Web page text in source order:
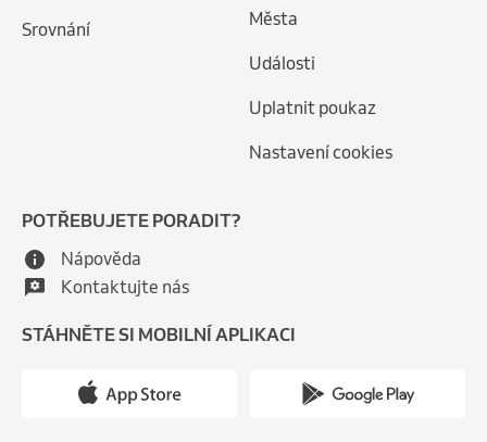
Srovnání Města
Události
Uplatnit poukaz
Nastavení cookies
POTŘEBUJETE PORADIT?
Nápověda
Kontaktujte nás
STÁHNĚTE SI MOBILNÍ APLIKACI